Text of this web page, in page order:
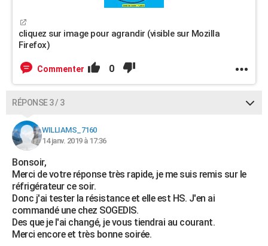
cliquez sur image pour agrandir (visible sur Mozilla
Firefox)
Commenter 0
RÉPONSE 3 / 3
WILLIAMS_7160
14 janv. 2019 à 17:36
Bonsoir,
Merci de votre réponse très rapide, je me suis remis sur le
réfrigérateur ce soir.
Donc j'ai tester la résistance et elle est HS. J'en ai
commandé une chez SOGEDIS.
Des que je l'ai changé, je vous tiendrai au courant.
Merci encore et très bonne soirée.